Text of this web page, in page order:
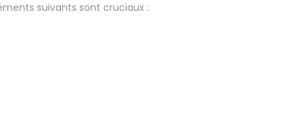
suivants sont cruciaux :